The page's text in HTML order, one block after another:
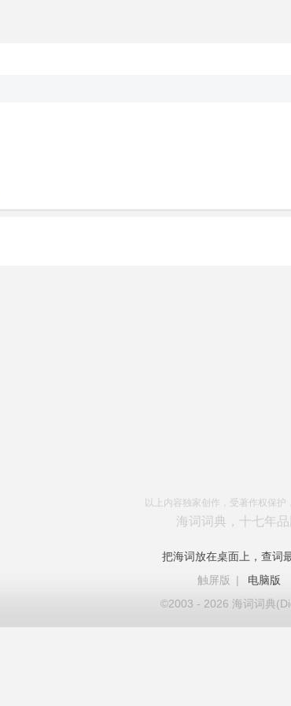
以上内容独家创作，受著作权保护
海词词典，十七年品
把海词放在桌面上，查词
触屏版
|
电脑版
©2003 - 2026 海词词典